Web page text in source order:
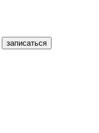
записаться